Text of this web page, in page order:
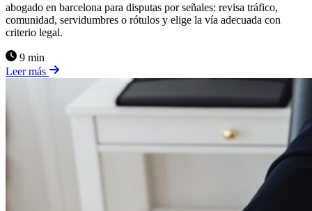
abogado en barcelona para disputas por señales: revisa tráfico,
comunidad, servidumbres o rótulos y elige la vía adecuada con
criterio legal.
9 min
Leer más